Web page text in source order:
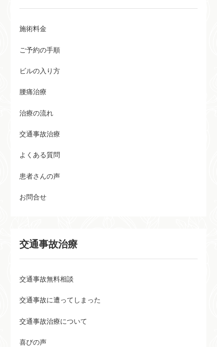
施術料金
ご予約の手順
ビルの入り方
腰痛治療
治療の流れ
交通事故治療
よくある質問
患者さんの声
お問合せ
交通事故治療
交通事故無料相談
交通事故に遭ってしまった
交通事故治療について
喜びの声